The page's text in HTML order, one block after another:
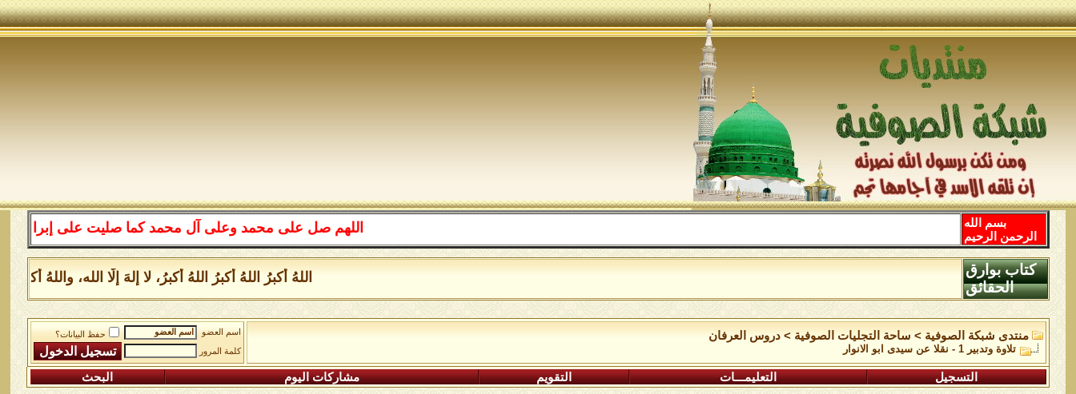
اللهم صل على محمد وعلى آل محمد كما صليت على إبراهيم وعلى آل
بسم الله
الرحمن الرحيم
اللهُ أكبرُ اللهُ أكبرُ اللهُ أكبرُ، لا إلهَ إلَّا الله، واللهُ أكبر
كتاب بوارق
الحقائق
منتدى شبكة الصوفية > ساحة التجليات الصوفية >دروس العرفان
تلاوة وتدبير 1 - نقلا عن سيدى ابو الانوار
اسم العضو
حفظ البيانات؟
كلمة المرور
التسجيل التعليمـــات التقويم مشاركات اليوم البحث